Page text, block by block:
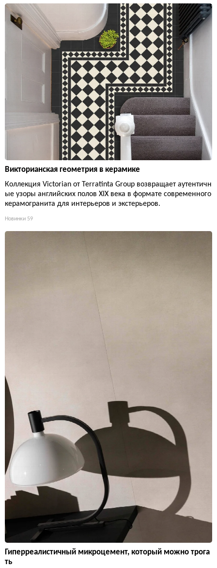
Викторианская геометрия в керамике
Коллекция Victorian от Terratinta Group возвращает аутентичн
ые узоры английских полов XIX века в формате современного
керамогранита для интерьеров и экстерьеров.
Новинки 59
Гиперреалистичный микроцемент, который можно трога
ть